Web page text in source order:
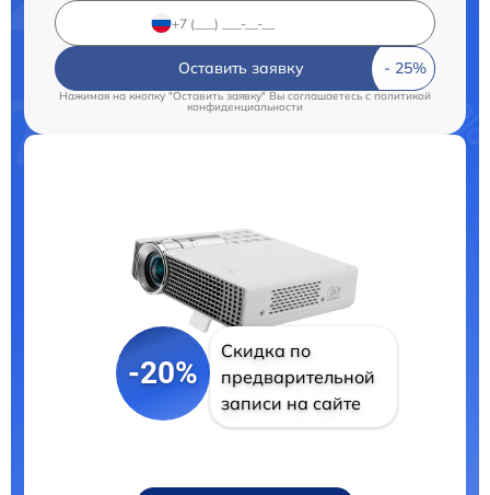
Оставить заявку
Нажимая на кнопку "Оставить заявку" Вы соглашаетесь c политикой
конфиденциальности
-20%
Скидка по
предварительной
записи на сайте